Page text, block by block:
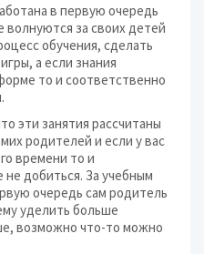
в первую очередь
за своих детей
обучения, сделать
а если знания
то и соответственно
эти занятия рассчитаны
родителей и если у вас
времени то и
добиться. За учебным
очередь сам родитель
уделить больше
возможно что-то можно